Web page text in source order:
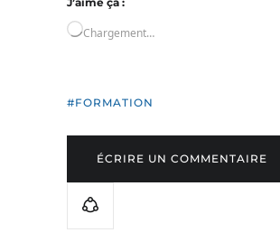
Chargement…
FORMATION
ÉCRIRE UN COMMENTAIRE